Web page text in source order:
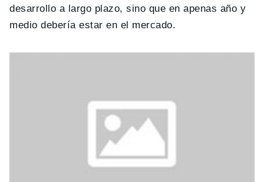
desarrollo a largo plazo, sino que en apenas año y
medio debería estar en el mercado.